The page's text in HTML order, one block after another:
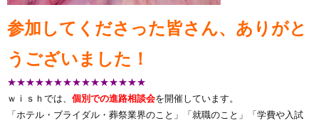
参加してくださった皆さん、ありがと
うございました！
★★★★★★★★★★★★★★★
ｗｉｓｈでは、 個別での進路相談会を開催しています。
「ホテル・ブライダル・葬祭業界のこと」「就職のこと」「学費や入試